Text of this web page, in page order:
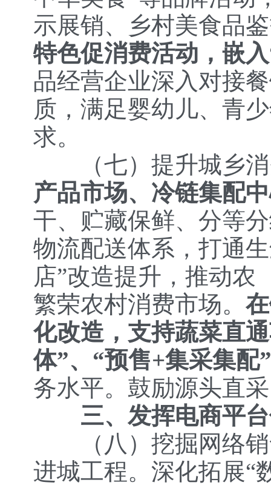
示展销、乡村美食品
特色促消费活动，嵌
品经营企业深入对接
质，满足婴幼儿、青
求。
（七）提升城乡
产品市场、冷链集配
干、贮藏保鲜、分等
物流配送体系，打通
店”改造提升，推动农
繁荣农村消费市场。
化改造，支持蔬菜直
体”、“预售+集采集配
务水平。鼓励源头直
三、发挥电商平
（八） 挖掘网络
进城工程。深化拓展“